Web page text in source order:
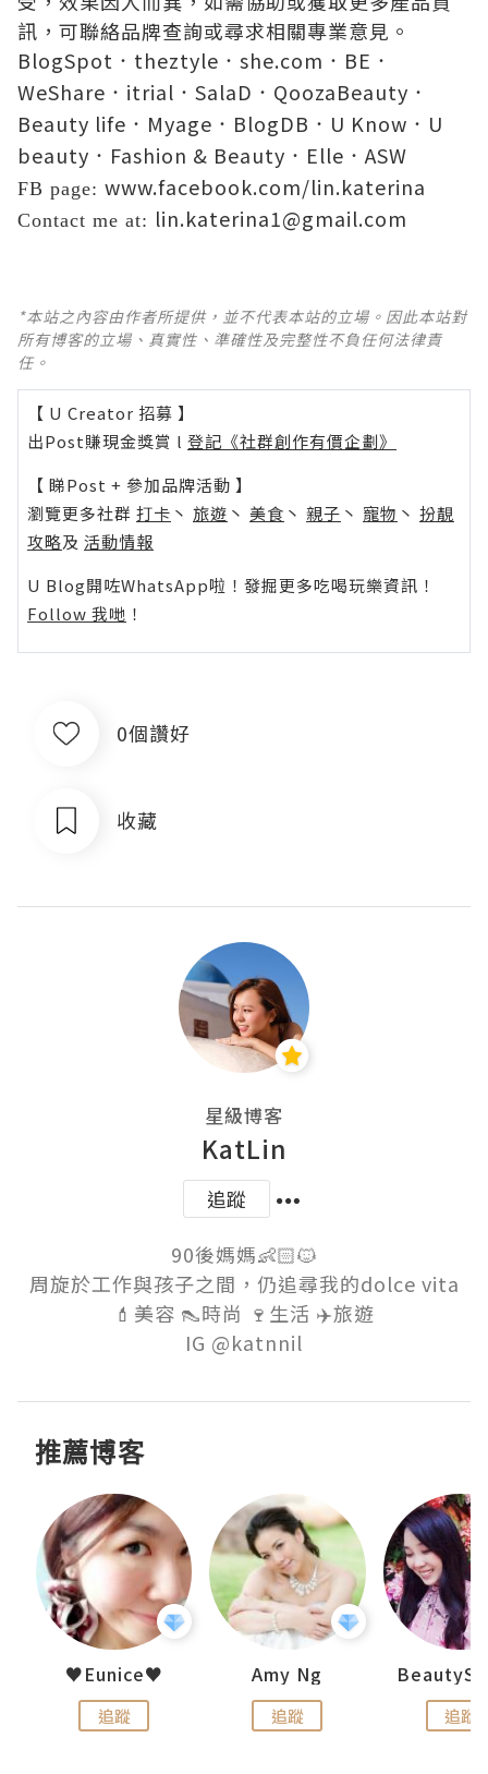
訊，可聯絡品牌查詢或尋求相關專業意見。
BlogSpot ． theztyle ． she.com ． BE ．
WeShare ． itrial ． SalaD ． QoozaBeauty ．
Beauty life ． Myage ． BlogDB ． U Know ． U
beauty ． Fashion & Beauty ． Elle ． ASW
FB page: www.facebook.com/lin.katerina
Contact me at: lin.katerina1@gmail.com
*本站之內容由作者所提供，並不代表本站的立場。因此本站對
所有博客的立場、真實性、準確性及完整性不負任何法律責
任。
【 U Creator 招募 】
出Post賺現金獎賞 l 登記《社群創作有價企劃》
【 睇Post + 參加品牌活動 】
瀏覽更多社群 打卡 丶 旅遊 丶 美食 丶 親子 丶 寵物 丶 扮靚
攻略及 活動情報
U Blog開咗WhatsApp啦！發掘更多吃喝玩樂資訊！
Follow 我哋 ！
0個讚好
收藏
星級博客
KatLin
追蹤
90後媽媽👶🏻🐱
周旋於工作與孩子之間，仍追尋我的dolce vita
💄美容 👠時尚 🍷生活 ✈️旅遊
推薦博客
♥Eunice♥
追蹤
Amy Ng
追蹤 追蹤